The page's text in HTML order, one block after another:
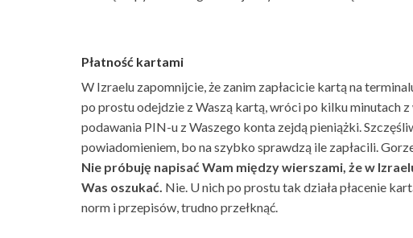
Płatność kartami
W Izraelu zapomnijcie, że zanim zapłacicie kartą na
po prostu odejdzie z Waszą kartą, wróci po kilku minutach
podawania PIN-u z Waszego konta zejdą pieniążki.
powiadomieniem, bo na szybko sprawdzą ile zapłacili.
Nie próbuję napisać Wam między wierszami, że w
Was oszukać. Nie. U nich po prostu tak działa płacenie
norm i przepisów, trudno przełknąć.